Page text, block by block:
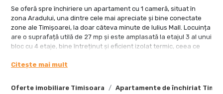
Oferte imobiliare Timisoara Apartamente de închiriat
Se oferă spre închiriere un apartament cu 1 cameră, situat în
zona Aradului, una dintre cele mai apreciate și bine conectate
zone ale Timișoarei, la doar câteva minute de Iulius Mall. Locuința
are o suprafață utilă de 27 mp și este amplasată la etajul 3 al unui
bloc cu 4 etaje, bine întreținut și eficient izolat termic, ceea ce
mobilat și utilat, fiind dotat cu mașină de spălat, aragaz și frigider.
Citește mai mult